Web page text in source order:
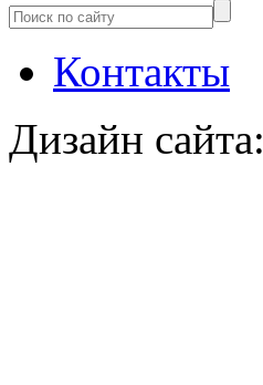
Контакты
Дизайн сайта: